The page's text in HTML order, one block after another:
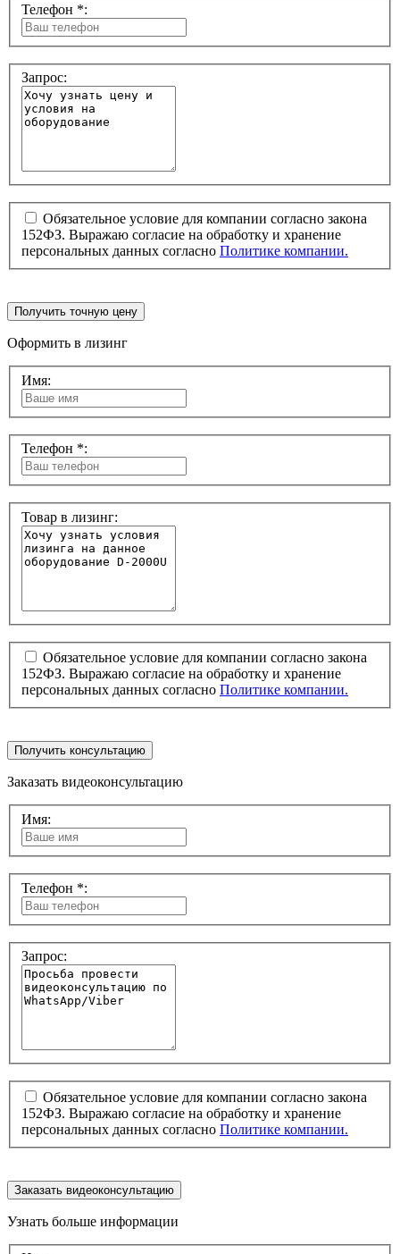
Телефон *:
Запрос:
Обязательное условие для компании согласно закона
152ФЗ. Выражаю согласие на обработку и хранение
персональных данных согласно Политике компании.
Получить точную цену
Оформить в лизинг
Имя:
Телефон *:
Товар в лизинг:
Обязательное условие для компании согласно закона
152ФЗ. Выражаю согласие на обработку и хранение
персональных данных согласно Политике компании.
Получить консультацию
Заказать видеоконсультацию
Имя:
Телефон *:
Запрос:
Обязательное условие для компании согласно закона
152ФЗ. Выражаю согласие на обработку и хранение
персональных данных согласно Политике компании.
Заказать видеоконсультацию
Узнать больше информации